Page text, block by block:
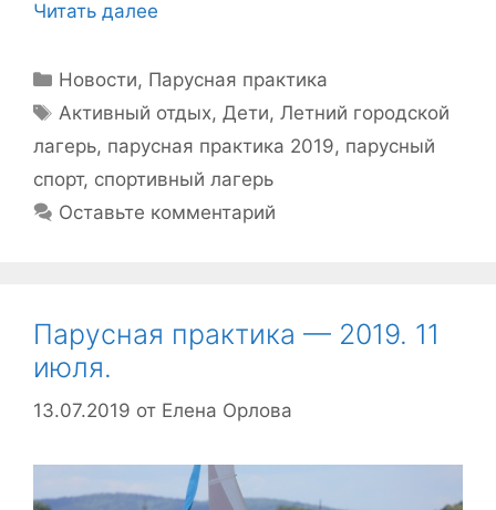
Читать далее
Рубрики
Новости, Парусная практика
Метки
Активный отдых,Дети,Летний городской
лагерь, парусная практика 2019, парусный
спорт, спортивный лагерь
Оставьте комментарий
Парусная практика — 2019. 11
июля.
13.07.2019 от Елена Орлова